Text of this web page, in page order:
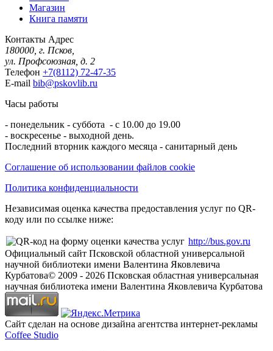
Магазин
Книга памяти
Контакты Адрес
180000, г. Псков,
ул. Профсоюзная, д. 2
Телефон +7(8112) 72-47-35
E-mail bib@pskovlib.ru
Часы работы
- понедельник - суббота - с 10.00 до 19.00
- воскресенье - выходной день.
Последний вторник каждого месяца - санитарный день
Соглашение об использовании файлов cookie
Политика конфиденциальности
Независимая оценка качества предоставления услуг по QR-
коду или по ссылке ниже:
http://bus.gov.ru
Официальный сайт Псковской областной универсальной
научной библиотеки имени Валентина Яковлевича
Курбатова© 2009 - 2026 Псковская областная универсальная
научная библиотека имени Валентина Яковлевича Курбатова
Сайт сделан на основе дизайна агентства интернет-рекламы
Coffee Studio